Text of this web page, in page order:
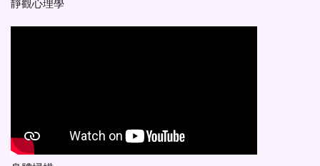
靜觀心理學